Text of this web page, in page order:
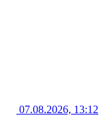
07.08.2026, 13:12